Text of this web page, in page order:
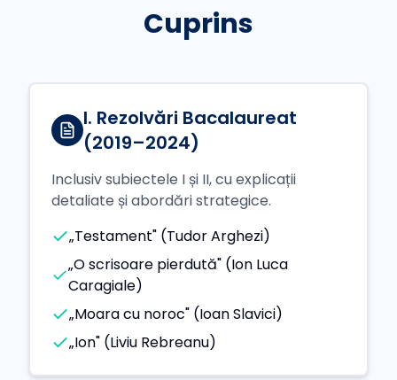
Cuprins
I. Rezolvări Bacalaureat
(2019–2024)
Inclusiv subiectele I și II, cu explicații
detaliate și abordări strategice.
„Testament" (Tudor Arghezi)
„O scrisoare pierdută" (Ion Luca
Caragiale)
„Moara cu noroc" (Ioan Slavici)
„Ion" (Liviu Rebreanu)